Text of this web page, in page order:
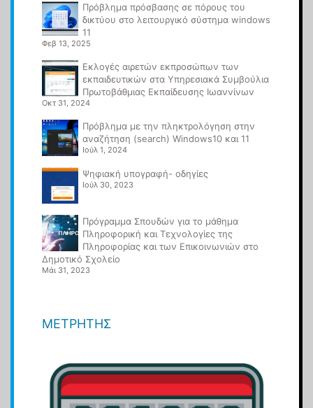
Πρόβλημα πρόσβασης σε πόρους του
δικτύου στο λειτουργικό σύστημα windows
11
Φεβ 13, 2025
Εκλογές αιρετών εκπροσώπων των
εκπαιδευτικών στα Υπηρεσιακά Συμβούλια
Πρωτοβάθμιας Εκπαίδευσης Ιωαννίνων
Οκτ 31, 2024
Πρόβλημα με την πληκτρολόγηση στην
αναζήτηση (search) Windows10 και 11
Ιούλ 1, 2024
Ψηφιακή υπογραφή- οδηγίες
Ιούλ 30, 2023
Πρόγραμμα Σπουδών για το μάθημα
Πληροφορική και Τεχνολογίες της
Πληροφορίας και των Επικοινωνιών στο
Δημοτικό Σχολείο
Μάι 31, 2023
ΜΕΤΡΗΤΉΣ